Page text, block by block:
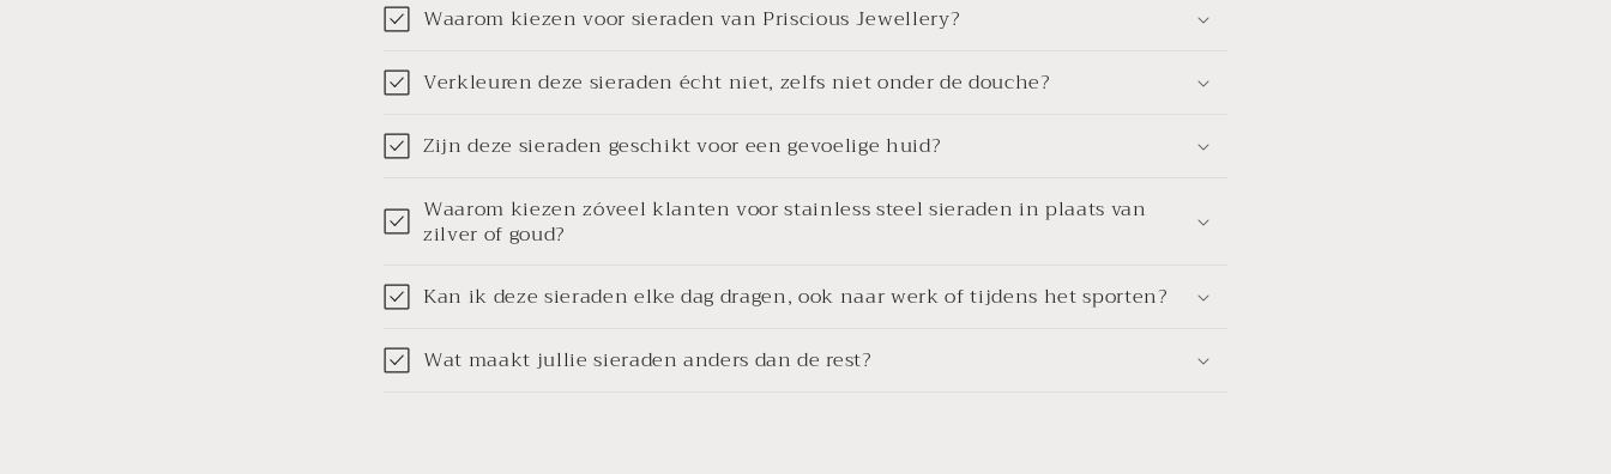
Waarom kiezen voor sieraden van Priscious Jewellery?
Verkleuren deze sieraden écht niet, zelfs niet onder de douche?
Zijn deze sieraden geschikt voor een gevoelige huid?
Waarom kiezen zóveel klanten voor stainless steel sieraden in plaats van
zilver of goud?
Kan ik deze sieraden elke dag dragen, ook naar werk of tijdens het sporten?
Wat maakt jullie sieraden anders dan de rest?